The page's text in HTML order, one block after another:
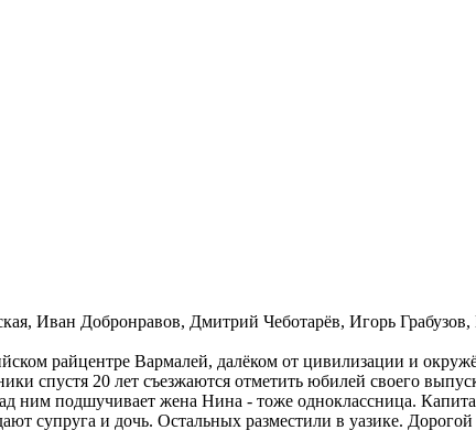
Иван Добронравов, Дмитрий Чеботарёв, Игорь
райцентре Вармалей, далёком от цивилизации и
спустя 20 лет съезжаются отметить юбилей своего
ним подшучивает жена Нина - тоже одноклассница.
супруга и дочь. Остальных разместили в уазике.